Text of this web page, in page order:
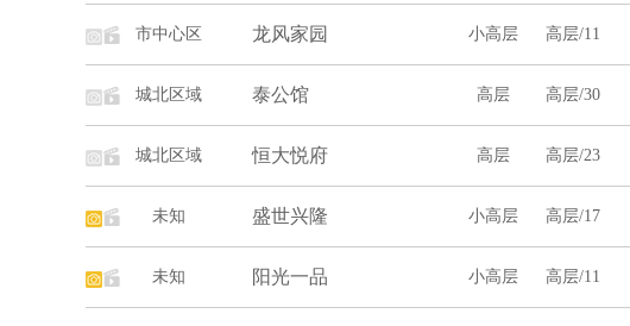
市中心区 龙风家园 小高层 高层/11
城北区域 泰公馆 高层 高层/30
城北区域 恒大悦府 高层 高层/23
未知 盛世兴隆 小高层 高层/17
未知 阳光一品 小高层 高层/11